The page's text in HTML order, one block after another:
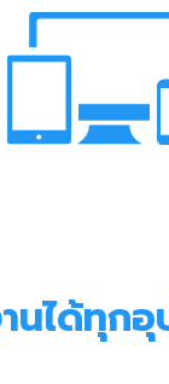
นได้ทุก